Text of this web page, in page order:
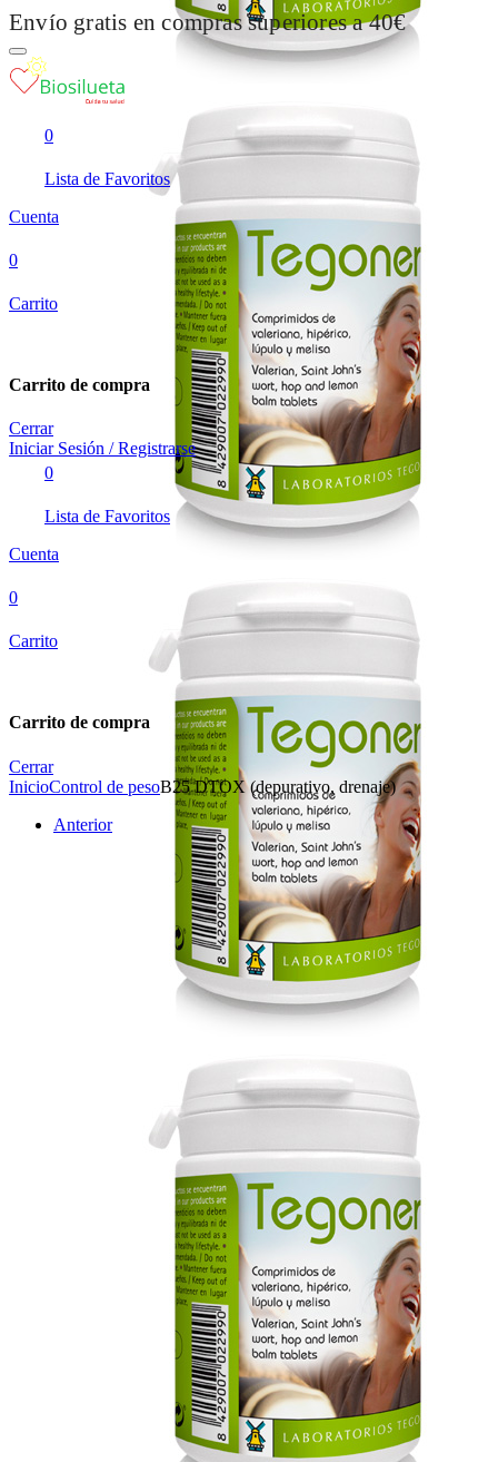
Envío gratis en compras superiores a 40€
0
Lista de Favoritos
Cuenta
0
Carrito
Carrito de compra
Cerrar
Iniciar Sesión / Registrarse
0
Lista de Favoritos
Cuenta
0
Carrito
Carrito de compra
Cerrar
InicioControl de pesoB25 DTOX (depurativo, drenaje)
Anterior